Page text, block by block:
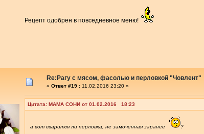
Рецепт одобрен в повседневное меню!
Re:Рагу с мясом, фасолью и перловкой "Човлент"
« Ответ #19 : 11.02.2016 23:20 »
Цитата: МАМА СОНИ от 01.02.2016 18:23
а вот сварится ли перловка, не замоченная заранее ?